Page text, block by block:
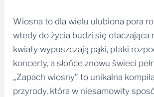
Wiosna to dla wielu ulubiona pora
wtedy do życia budzi się otaczająca
kwiaty wypuszczają pąki, ptaki
koncerty, a słońce znowu świeci
„Zapach wiosny” to unikalna
przyrody, która w niesamowity